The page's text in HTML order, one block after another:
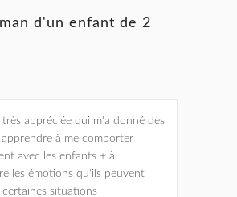
d'un enfant de 2
très appréciée qui m'a donné des
à me comporter
avec les enfants + à
les émotions qu'ils peuvent
situations